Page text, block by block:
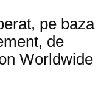
pe baza
de
Worldwide